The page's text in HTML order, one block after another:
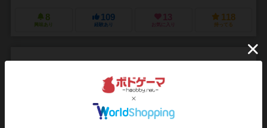
8
興味あり
109
経験あり
13
お気に入り
118
持ってる
ウノ シドニーオリンピックスペシャルエディション
UNO: Special Edition Sydney 2000